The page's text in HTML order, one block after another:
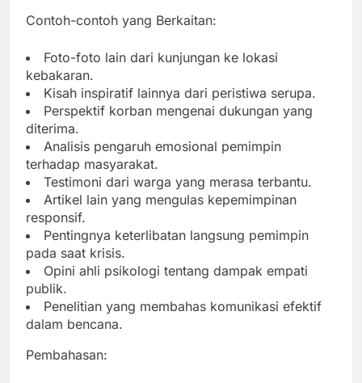
Contoh-contoh yang Berkaitan:
Foto-foto lain dari kunjungan ke lokasi
kebakaran.
Kisah inspiratif lainnya dari peristiwa serupa.
Perspektif korban mengenai dukungan yang
diterima.
Analisis pengaruh emosional pemimpin
terhadap masyarakat.
Testimoni dari warga yang merasa terbantu.
Artikel lain yang mengulas kepemimpinan
responsif.
Pentingnya keterlibatan langsung pemimpin
pada saat krisis.
Opini ahli psikologi tentang dampak empati
publik.
Penelitian yang membahas komunikasi efektif
dalam bencana.
Pembahasan: